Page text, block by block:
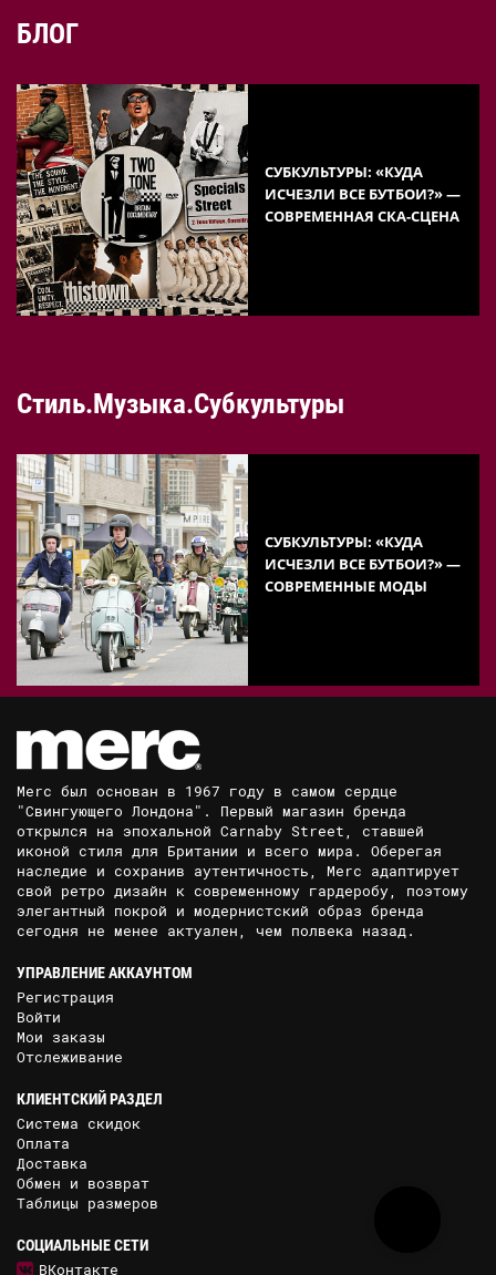
БЛОГ
СУБКУЛЬТУРЫ: «КУДА
ИСЧЕЗЛИ ВСЕ БУТБОИ?» —
СОВРЕМЕННАЯ СКА-СЦЕНА
Стиль.Музыка.Субкультуры
СУБКУЛЬТУРЫ: «КУДА
ИСЧЕЗЛИ ВСЕ БУТБОИ?» —
СОВРЕМЕННЫЕ МОДЫ
Merc был основан в 1967 году в самом сердце
"Свингующего Лондона". Первый магазин бренда
открылся на эпохальной Carnaby Street, ставшей
иконой стиля для Британии и всего мира. Оберегая
наследие и сохранив аутентичность, Merc адаптирует
свой ретро дизайн к современному гардеробу, поэтому
элегантный покрой и модернистский образ бренда
сегодня не менее актуален, чем полвека назад.
УПРАВЛЕНИЕ АККАУНТОМ
Регистрация
Войти
Мои заказы
Отслеживание
КЛИЕНТСКИЙ РАЗДЕЛ
Система скидок
Оплата
Доставка
Обмен и возврат
Таблицы размеров
СОЦИАЛЬНЫЕ СЕТИ
ВКонтакте